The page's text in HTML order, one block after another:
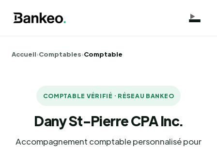
Accueil›Comptables›Comptable
COMPTABLE VÉRIFIÉ · RÉSEAU BANKEO
Dany St-Pierre CPA Inc.
Accompagnement comptable personnalisé pour